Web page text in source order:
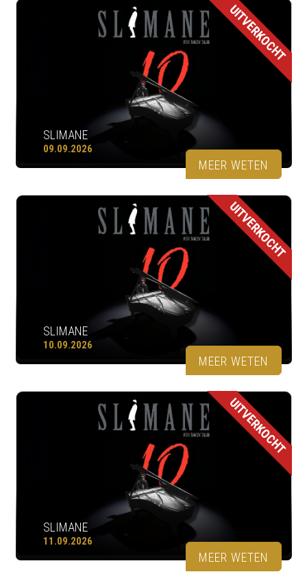
UITVERKOCHT
SLIMANE
09.09.2026
MEER WETEN
UITVERKOCHT
SLIMANE
10.09.2026
MEER WETEN
UITVERKOCHT
SLIMANE
11.09.2026
MEER WETEN